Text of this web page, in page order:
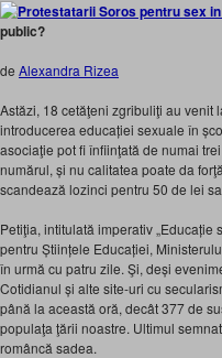
public?
de Alexandra Rizea
Astăzi, 18 cetăţeni zgribuliţi au venit
introducerea educației sexuale în
asociaţie pot fi înfiinţată de numai
numărul, și nu calitatea poate da
scandează lozinci pentru 50 de lei
Petiţia, intitulată imperativ
pentru Științele Educației,
în urmă cu patru zile. Şi, deși
Cotidianul și alte site-uri cu
până la această oră, decât 377 de
populaţa ţării noastre. Ultimul
româncă sadea.